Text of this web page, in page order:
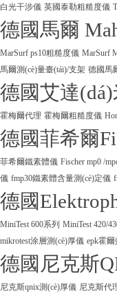
白光干涉儀 英國泰勒粗糙度儀
德國馬爾
MarSurf ps10粗糙度儀 MarSurf
馬爾測(cè)量臺(tái)/支架 德國馬
德國艾達
霍梅爾代理 霍梅爾粗糙度儀
德國菲希爾
菲希爾鐵素體儀 Fischer mp0 /
儀 fmp30鐵素體含量測(cè)定儀
德國
MiniTest 600系列 MiniTest 420/
mikrotest涂層測(cè)厚儀 epk霍
德國尼克斯
尼克斯qnix測(cè)厚儀 尼克斯代